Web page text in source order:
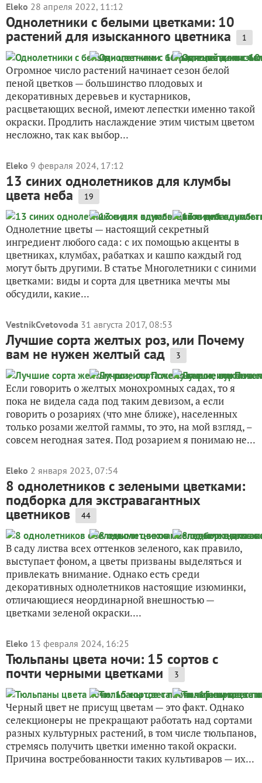
Eleko 28 апреля 2022, 11:12
Однолетники с белыми цветками: 10
растений для изысканного цветника 1
Огромное число растений начинает сезон белой
пеной цветков — большинство плодовых и
декоративных деревьев и кустарников,
расцветающих весной, имеют лепестки именно такой
окраски. Продлить наслаждение этим чистым цветом
несложно, так как выбор...
Eleko 9 февраля 2024, 17:12
13 синих однолетников для клумбы
цвета неба 19
Однолетние цветы — настоящий секретный
ингредиент любого сада: с их помощью акценты в
цветниках, клумбах, рабатках и кашпо каждый год
могут быть другими. В статье Многолетники с синими
цветками: виды и сорта для цветника мечты мы
обсудили, какие...
VestnikCvetovoda 31 августа 2017, 08:53
Лучшие сорта желтых роз, или Почему
вам не нужен желтый сад 3
Если говорить о желтых монохромных садах, то я
пока не видела сада под таким девизом, а если
говорить о розариях (что мне ближе), населенных
только розами желтой гаммы, то это, на мой взгляд, –
совсем негодная затея. Под розарием я понимаю не...
Eleko 2 января 2023, 07:54
8 однолетников с зелеными цветками:
подборка для экстравагантных
цветников 44
В саду листва всех оттенков зеленого, как правило,
выступает фоном, а цветы призваны выделяться и
привлекать внимание. Однако есть среди
декоративных однолетников настоящие изюминки,
отличающиеся неординарной внешностью —
цветками зеленой окраски....
Eleko 13 февраля 2024, 16:25
Тюльпаны цвета ночи: 15 сортов с
почти черными цветками 3
Черный цвет не присущ цветам — это факт. Однако
селекционеры не прекращают работать над сортами
разных культурных растений, в том числе тюльпанов,
стремясь получить цветки именно такой окраски.
Причина востребованности таких культиваров — их...